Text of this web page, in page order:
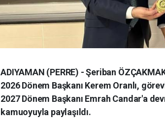
ADIYAMAN (PERRE) - Şeriban
2026 Dönem Başkanı Kerem Oranlı,
2027 Dönem Başkanı Emrah Candar'a
kamuoyuyla paylaşıldı.